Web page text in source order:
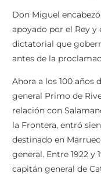
Don Miguel
apoyado por el Rey
dictatorial que
antes de la
Ahora a los 100 años
general Primo de
relación con
la Frontera, entró
destinado en
general. Entre 1922 y
capitán general de